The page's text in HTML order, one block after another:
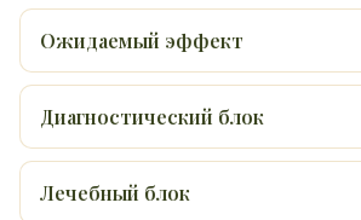
Ожидаемый эффект
Диагностический блок
Лечебный блок